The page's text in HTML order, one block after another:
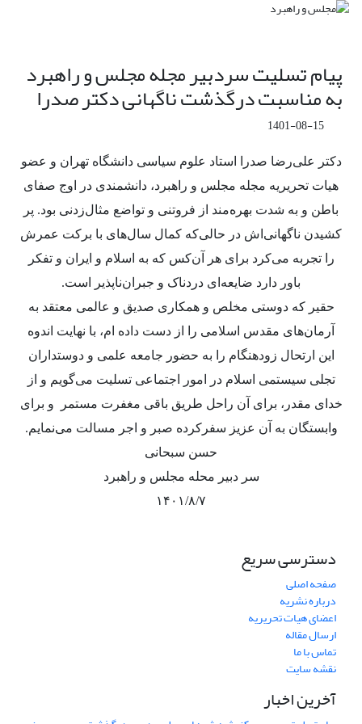
پیام تسلیت سردبیر مجله مجلس و راهبرد
به مناسبت درگذشت ناگهانی دکتر صدرا
1401-08-15
دکتر علی‌رضا صدرا استاد علوم سیاسی دانشگاه تهران و عضو
هیات تحریریه مجله مجلس و راهبرد، دانشمندی در اوج صفای
باطن و به شدت بهره‌مند از فروتنی و تواضع مثال‌زدنی بود. پر
کشیدن ناگهانی‌اش در حالی‌که کمال سال‌های با برکت عمرش
را تجربه می‌کرد برای هر آن‌کس که به اسلام و ایران و تفکر
باور دارد ضایعه‌ای دردناک و جبران‌نا‌پذیر است.
حقیر که دوستی مخلص و همکاری صدیق و عالمی معتقد به
آرمان‌های مقدس اسلامی را از دست داده ام، با نهایت اندوه
این ارتحال زود‌هنگام را به حضور جامعه علمی و دوستداران
تجلی سیستمی اسلام در امور اجتماعی تسلیت می‌گویم و از
خدای مقدر، برای آن راحل طریق باقی مغفرت مستمر و برای
وابستگان به آن عزیز سفر‌کرده صبر و اجر مسالت می‌نمایم.
حسن سبحانی
سر دبیر محله مجلس و راهبرد
۱۴۰۱/۸/۷
دسترسی سریع
صفحه اصلی
درباره نشریه
اعضای هیات تحریریه
ارسال مقاله
تماس با ما
نقشه سایت
آخرین اخبار